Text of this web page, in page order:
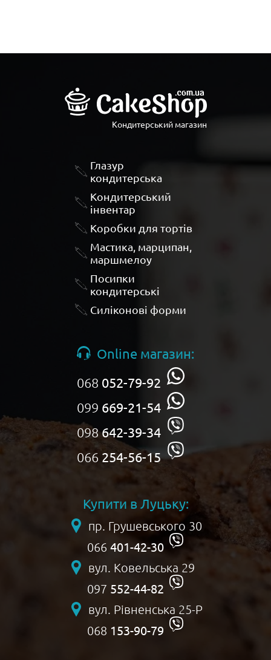
Кондитерський магазин
Глазур
кондитерська
Кондитерський
інвентар
Коробки для тортів
Мастика, марципан,
маршмелоу
Посипки
кондитерські
Силіконові форми
Online магазин:
068 052-79-92
099 669-21-54
098642-39-34
066 254-56-15
Купити в Луцьку:
пр. Грушевського 30
066 401-42-30
вул. Ковельська 29
097 552-44-82
вул. Рівненська 25-Р
068 153-90-79